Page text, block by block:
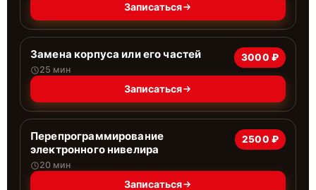
Записаться
Замена корпуса или его частей
25 мин
3000 ₽
Записаться
Перепрограммирование
электронного нивелира
20 мин
2500 ₽
Записаться